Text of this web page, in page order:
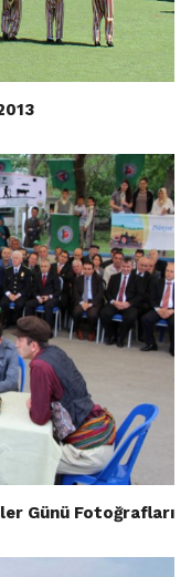
Günü Fotoğrafları